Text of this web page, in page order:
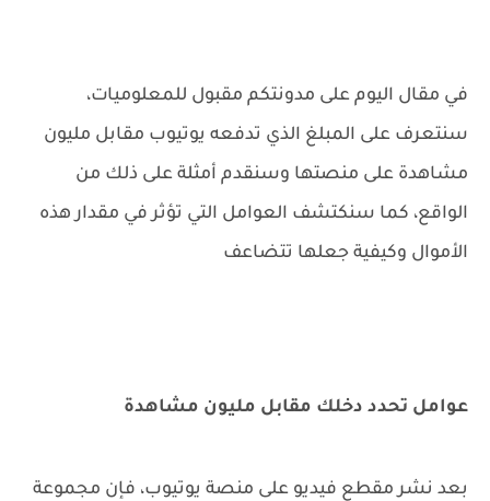
في مقال اليوم على مدونتكم مقبول للمعلوميات،
سنتعرف على المبلغ الذي تدفعه يوتيوب مقابل مليون
مشاهدة على منصتها وسنقدم أمثلة على ذلك من
الواقع، كما سنكتشف العوامل التي تؤثر في مقدار هذه
الأموال وكيفية جعلها تتضاعف
عوامل تحدد دخلك مقابل مليون مشاهدة
بعد نشر مقطع فيديو على منصة يوتيوب، فإن مجموعة